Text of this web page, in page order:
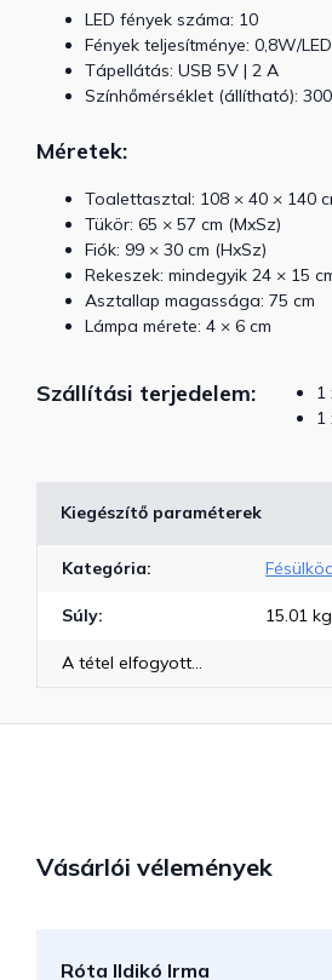
LED fények száma: 10
Fények teljesítménye: 0,8W/LED
Tápellátás: USB 5V | 2 A
Színhőmérséklet (állítható):
Méretek:
Toalettasztal: 108 × 40 × 140
Tükör: 65 × 57 cm (MxSz)
Fiók: 99 × 30 cm (HxSz)
Rekeszek: mindegyik 24 × 15
Asztallap magassága: 75 cm
Lámpa mérete: 4 × 6 cm
Szállítási terjedelem:
1
1
Kiegészítő paraméterek
Kategória:
Súly: 15.01 kg
A tétel elfogyott…
Vásárlói vélemények
Róta Ildikó Irma